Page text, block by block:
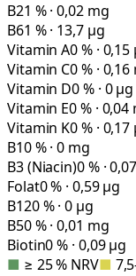
B21 % · 0,02 mg
B61 % · 13,7 µg
Vitamin A0 % · 0,15
Vitamin C0 % ·
Vitamin D0 % · 0 µg
Vitamin E0 % · 0,04
Vitamin K0 % · 0,17
B10 % · 0 mg
B3 (Niacin)0 % ·
Folat0 % · 0,59 µg
B120 % · 0 µg
B50 % · 0,01 mg
Biotin0 % · 0,09 µg
■ ≥ 25 % NRV■